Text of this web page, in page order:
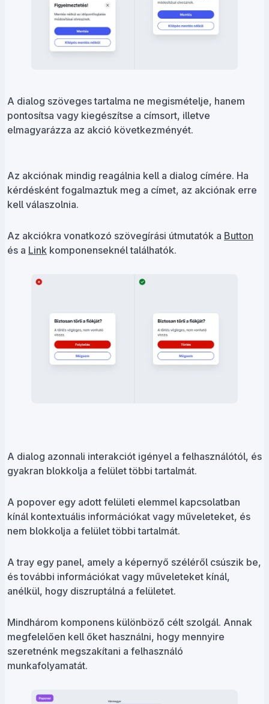
A dialog szöveges tartalma ne megismételje, hanem
pontosítsa vagy kiegészítse a címsort, illetve
elmagyarázza az akció következményét.
Az akciónak mindig reagálnia kell a dialog címére. Ha
kérdésként fogalmaztuk meg a címet, az akciónak erre
kell válaszolnia.
Az akciókra vonatkozó szövegírási útmutatók a Button
és a Link komponenseknél találhatók.
A dialog azonnali interakciót igényel a felhasználótól, és
gyakran blokkolja a felület többi tartalmát.
A popover egy adott felületi elemmel kapcsolatban
kínál kontextuális információkat vagy műveleteket, és
nem blokkolja a felület többi tartalmát.
A tray egy panel, amely a képernyő széléről csúszik be,
és további információkat vagy műveleteket kínál,
anélkül, hogy diszruptálná a felületet.
Mindhárom komponens különböző célt szolgál. Annak
megfelelően kell őket használni, hogy mennyire
szeretnénk megszakítani a felhasználó
munkafolyamatát.